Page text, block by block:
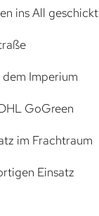
ins All geschickt
Imperium
GoGreen
im Frachtraum
Einsatz